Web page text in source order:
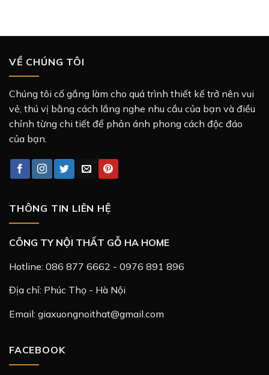
VỀ CHÚNG TÔI
Chúng tôi cố gắng làm cho quá trình thiết kế trở nên vui
vẻ, thú vị bằng cách lắng nghe nhu cầu của bạn và điều
chỉnh từng chi tiết để phản ánh phong cách độc đáo
của bạn.
THÔNG TIN LIÊN HỆ
CÔNG TY NỘI THẤT GỖ HA HOME
Hotline: 086 877 6662 - 0976 891 896
Địa chỉ: Phúc Thọ - Hà Nội
Email: giaxuongnoithat@gmail.com
FACEBOOK